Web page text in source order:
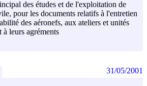
des études et de l'exploitation de
pour les documents relatifs à l'entretien
des aéronefs, aux ateliers et unités
à leurs agréments
31/05/2001